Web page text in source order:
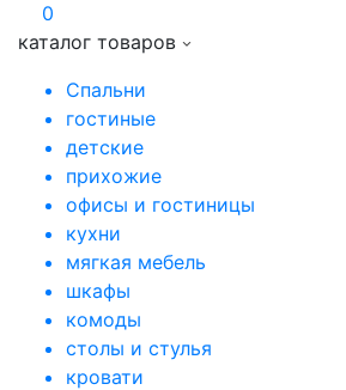
0
каталог товаров
Спальни
гостиные
детские
прихожие
офисы и гостиницы
кухни
мягкая мебель
шкафы
комоды
столы и стулья
кровати